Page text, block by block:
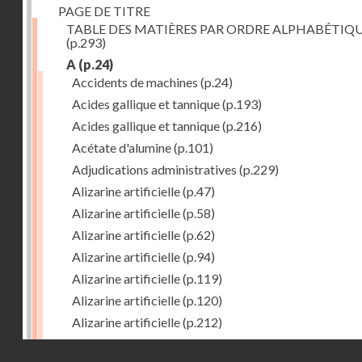
PAGE DE TITRE
TABLE DES MATIÈRES PAR ORDRE
(p.293)
A (p.24)
Accidents de machines (p.24)
Acides gallique et tannique(p.193)
Acides gallique et tannique(p.216)
Acétate d'alumine(p.101)
Adjudications administratives (p.229)
Alizarine artificielle(p.47)
Alizarine artificielle(p.58)
Alizarine artificielle(p.62)
Alizarine artificielle(p.94)
Alizarine artificielle(p.119)
Alizarine artificielle(p.120)
Alizarine artificielle(p.212)
Alizarine artificielle(p.256)